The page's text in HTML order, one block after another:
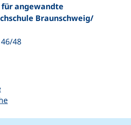
angewandte
Braunschweig/​
48
Link, öffnet neues Fenster)
einen Telefonanruf, wenn Ihr
(öffnet Ihr E-Mail-Programm)